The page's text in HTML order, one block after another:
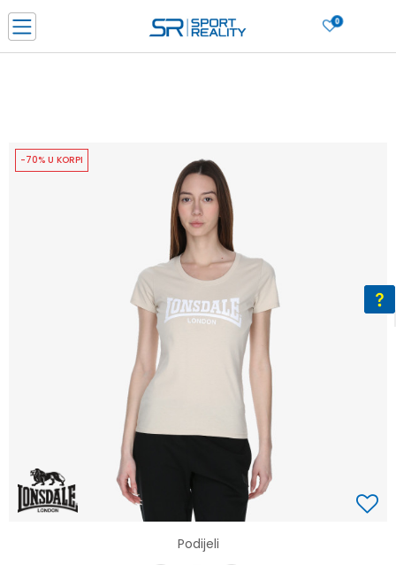
0
CLICK & COLLECT Platite karticom online i preuzmite u prodavnici po vašem
izboru
SAZNAJTE VIŠE
-70% U KORPI
Podijeli